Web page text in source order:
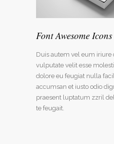
Font Awesome Icons
Duis autem vel eum iriure
vulputate velit esse
dolore eu feugiat nulla
accumsan et iusto odio
praesent luptatum zzril
te feugait.